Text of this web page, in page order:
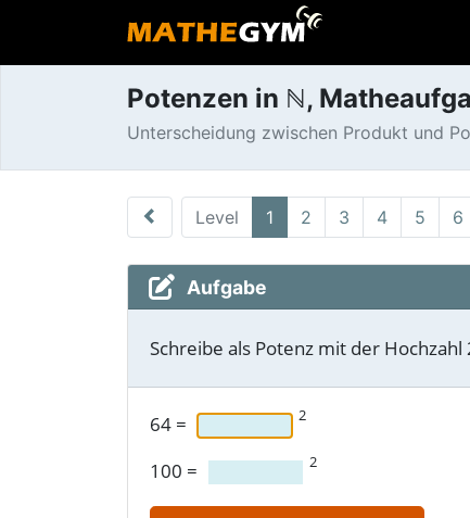
Potenzen in ℕ,
Unterscheidung zwischen Produkt und
Level 1 2 3 4 5 6
Aufgabe
Schreibe als Potenz mit der Hochzahl
64 = 2
100 = 2